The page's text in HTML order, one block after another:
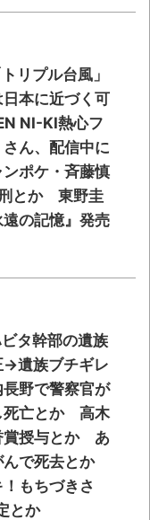
プル台風」
本に近づく可
NI-KI熱心フ
ん、配信中に
ポケ・斉藤慎
とか 東野圭
の記憶』発売
タ幹部の遺族
→遺族ブチギレ
野で警察官が
死亡とか 高木
賞授与とか あ
んで死去とか
！もちづきさ
とか